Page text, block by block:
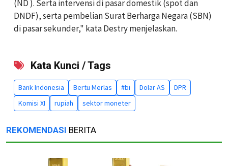
(ND ). Serta intervensi di pasar domestik (spot dan
DNDF), serta pembelian Surat Berharga Negara (SBN)
di pasar sekunder," kata Destry menjelaskan.
Kata Kunci / Tags
Bank Indonesia Bertu Merlas #bi Dolar AS
DPR
Komisi XI
rupiah sektor moneter
REKOMENDASI BERITA